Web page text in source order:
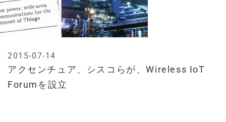
アクセンチュア、シスコらが、Wireless IoT
Forumを設立
2015-07-14